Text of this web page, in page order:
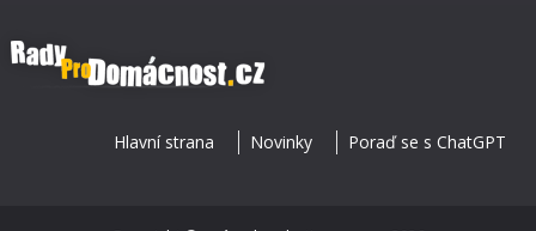
Hlavní strana Novinky Poraď se s ChatGPT